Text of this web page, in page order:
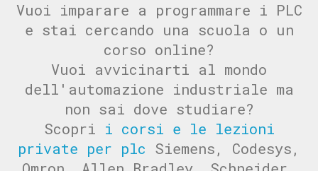
Vuoi imparare a programmare i PLC
e stai cercando una scuola o un
corso online?
Vuoi avvicinarti al mondo
dell'automazione industriale ma
non sai dove studiare?
Scopri i corsi e le lezioni
private per plc Siemens, Codesys,